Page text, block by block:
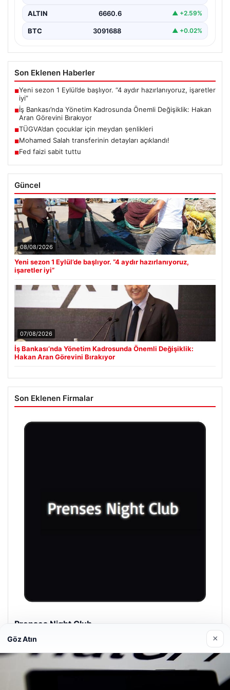
ALTIN 6660.6 ▲ +2.59%
BTC 3091688 ▲ +0.02%
Son Eklenen Haberler
■Yeni sezon 1 Eylül’de başlıyor. “4 aydır hazırlanıyoruz, işaretler
iyi”
■İş Bankası’nda Yönetim Kadrosunda Önemli Değişiklik: Hakan
Aran Görevini Bırakıyor
■TÜGVA’dan çocuklar için meydan şenlikleri
■Mohamed Salah transferinin detayları açıklandı!
■Fed faizi sabit tuttu
Güncel
08/08/2026
Yeni sezon 1 Eylül’de başlıyor. “4 aydır hazırlanıyoruz,
işaretler iyi”
07/08/2026
İş Bankası’nda Yönetim Kadrosunda Önemli Değişiklik:
Hakan Aran Görevini Bırakıyor
Son Eklenen Firmalar
Prenses Night Club
29/04/2026
Göz Atın ×